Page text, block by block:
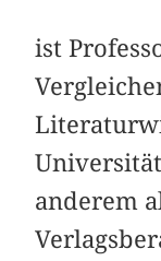
ist
anderem